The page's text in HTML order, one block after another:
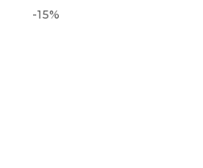
-15%